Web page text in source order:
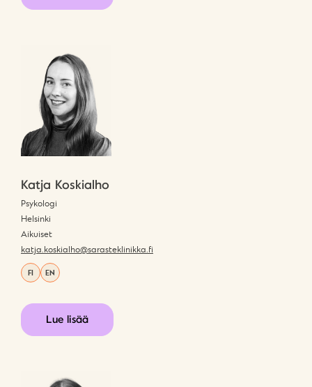
Katja Koskialho
Psykologi
Helsinki
Aikuiset
katja.koskialho@sarasteklinikka.fi
FI EN
Lue lisää